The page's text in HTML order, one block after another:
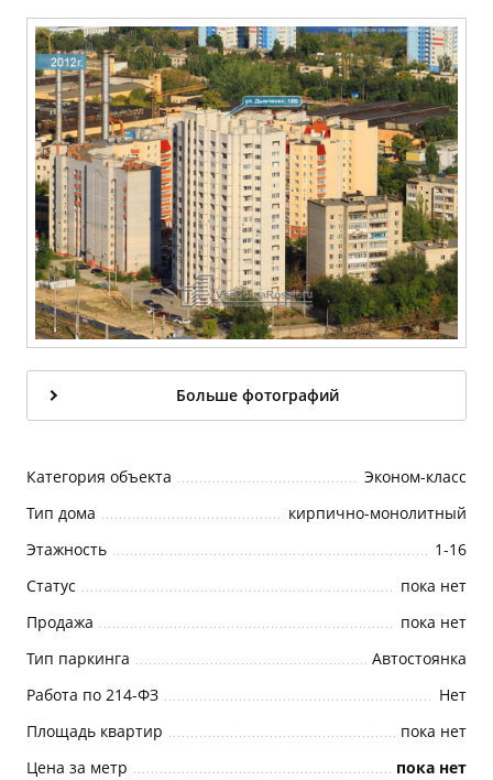
Больше фотографий
Категория объекта
Эконом-класс
Тип дома
кирпично-монолитный
Этажность
1-16
Статус
пока нет
Продажа
пока нет
Тип паркинга
Автостоянка
Работа по 214-ФЗ
Нет
Площадь квартир
пока нет
Цена за метр
пока нет